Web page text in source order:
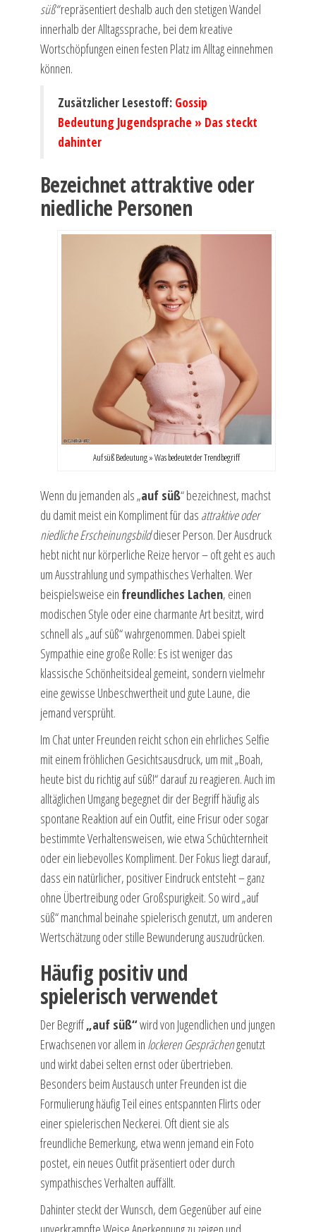
süß“repräsentiert deshalb auch den stetigen Wandel
innerhalb der Alltagssprache, bei dem kreative
Wortschöpfungen einen festen Platz im Alltag einnehmen
können.
Zusätzlicher Lesestoff: Gossip
Bedeutung Jugendsprache » Das steckt
dahinter
Bezeichnet attraktive oder
niedliche Personen
Auf süß Bedeutung » Was bedeutet der Trendbegriff
Wenn du jemanden als „auf süß“ bezeichnest, machst
du damit meist ein Kompliment für das attraktive oder
niedliche Erscheinungsbilddieser Person. Der Ausdruck
hebt nicht nur körperliche Reize hervor – oft geht es auch
um Ausstrahlung und sympathisches Verhalten. Wer
beispielsweise ein freundliches Lachen, einen
modischen Style oder eine charmante Art besitzt, wird
schnell als „auf süß“ wahrgenommen. Dabei spielt
Sympathie eine große Rolle: Es ist weniger das
klassische Schönheitsideal gemeint, sondern vielmehr
eine gewisse Unbeschwertheit und gute Laune, die
jemand versprüht.
Im Chat unter Freunden reicht schon ein ehrliches Selfie
mit einem fröhlichen Gesichtsausdruck, um mit „Boah,
heute bist du richtig auf süß!“ darauf zu reagieren. Auch im
alltäglichen Umgang begegnet dir der Begriff häufig als
spontane Reaktion auf ein Outfit, eine Frisur oder sogar
bestimmte Verhaltensweisen, wie etwa Schüchternheit
oder ein liebevolles Kompliment. Der Fokus liegt darauf,
dass ein natürlicher, positiver Eindruck entsteht – ganz
ohne Übertreibung oder Großspurigkeit. So wird „auf
süß“ manchmal beinahe spielerisch genutzt, um anderen
Wertschätzung oder stille Bewunderung auszudrücken.
Häufig positiv und
spielerisch verwendet
Der Begriff„auf süß“wird von Jugendlichen und jungen
Erwachsenen vor allem in lockeren Gesprächengenutzt
und wirkt dabei selten ernst oder übertrieben.
Besonders beim Austausch unter Freunden ist die
Formulierung häufig Teil eines entspannten Flirts oder
einer spielerischen Neckerei. Oft dient sie als
freundliche Bemerkung, etwa wenn jemand ein Foto
postet, ein neues Outfit präsentiert oder durch
sympathisches Verhalten auffällt.
Dahinter steckt der Wunsch, dem Gegenüber auf eine